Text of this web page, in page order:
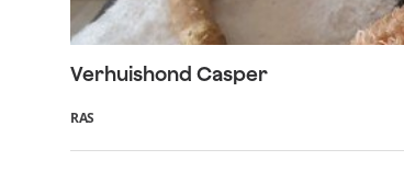
Verhuishond Casper
RAS